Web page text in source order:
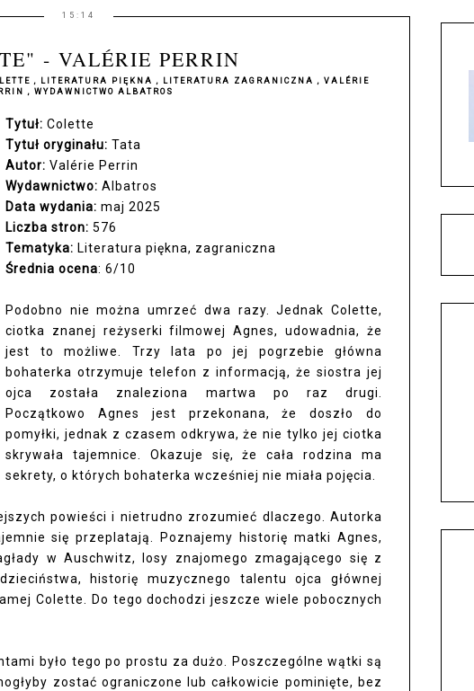
15:14
- VALÉRIE PERRIN
, LITERATURA PIĘKNA , LITERATURA ZAGRANICZNA , VALÉRIE
, WYDAWNICTWO ALBATROS
Tytuł: Colette
Tytuł oryginału: Tata
Autor: Valérie Perrin
Wydawnictwo: Albatros
Data wydania: maj 2025
Liczba stron: 576
Tematyka: Literatura piękna, zagraniczna
Średnia ocena: 6/10
Podobno nie można umrzeć dwa razy. Jednak Colette,
ciotka znanej reżyserki filmowej Agnes, udowadnia, że
jest to możliwe. Trzy lata po jej pogrzebie główna
bohaterka otrzymuje telefon z informacją, że siostra jej
ojca została znaleziona martwa po raz drugi.
Początkowo Agnes jest przekonana, że doszło do
pomyłki, jednak z czasem odkrywa, że nie tylko jej ciotka
skrywała tajemnice. Okazuje się, że cała rodzina ma
sekrety, o których bohaterka wcześniej nie miała pojęcia.
powieści i nietrudno zrozumieć dlaczego. Autorka
się przeplatają. Poznajemy historię matki Agnes,
w Auschwitz, losy znajomego zmagającego się z
historię muzycznego talentu ojca głównej
Colette. Do tego dochodzi jeszcze wiele pobocznych
było tego po prostu za dużo. Poszczególne wątki są
zostać ograniczone lub całkowicie pominięte, bez